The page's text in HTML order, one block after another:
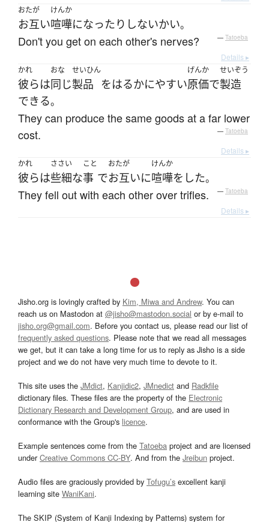
おたが
お互い
けんか
喧嘩になったり しないかい。
Don't you get on each other's nerves? — Tatoeba
Details ▸
かれ
彼らは
おな
同じ
せいひん
製品 をはるかにやすい
げんか
原価で
せいぞう
製造
できる。
They can produce the same goods at a far lower
cost.
— Tatoeba
Details ▸
かれ
彼らは
ささい
些細な
こと
事 で
おたが
お互いに
けんか
喧嘩を した。
They fell out with each other over trifles. — Tatoeba
Details ▸
Jisho.org is lovingly crafted by Kim, Miwa and Andrew. You can
reach us on Mastodon at @jisho@mastodon.social or by e-mail to
jisho.org@gmail.com. Before you contact us, please read our list of
frequently asked questions. Please note that we read all messages
we get, but it can take a long time for us to reply as Jisho is a side
project and we do not have very much time to devote to it.
This site uses the JMdict, Kanjidic2, JMnedict and Radkfile
dictionary files. These files are the property of the Electronic
Dictionary Research and Development Group, and are used in
conformance with the Group's licence.
Example sentences come from the Tatoeba project and are licensed
underCreative Commons CC-BY. And from the Jreibun project.
Audio files are graciously provided by Tofugu’s excellent kanji
learning site WaniKani.
The SKIP (System of Kanji Indexing by Patterns) system for